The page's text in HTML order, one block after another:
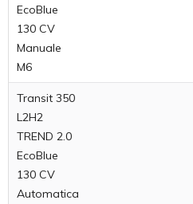
EcoBlue
130 CV
Manuale
M6
Transit 350
L2H2
TREND 2.0
EcoBlue
130 CV
Automatica